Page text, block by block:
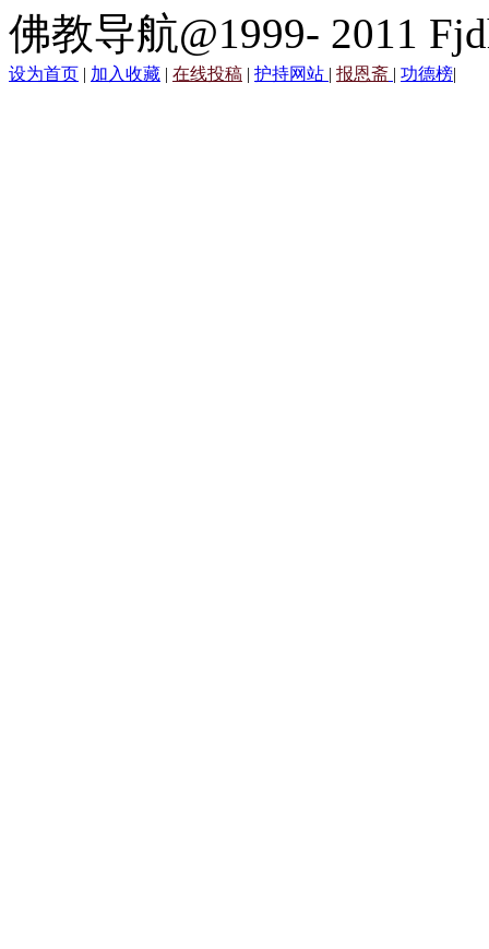
佛教导航@1999- 2011
设为首页 | 加入收藏 | 在线投稿 | 护持网站 | 报恩斋 | 功德榜|